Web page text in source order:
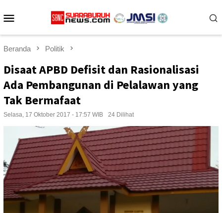
ke
Beranda Politik
Disaat APBD Defisit dan Rasionalisasi
Ada Pembangunan di Pelalawan yang
Tak Bermafaat
Selasa, 17 Oktober 2017 - 17:57 WIB 24 Dilihat